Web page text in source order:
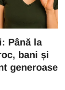
Până la
bani și
generoase